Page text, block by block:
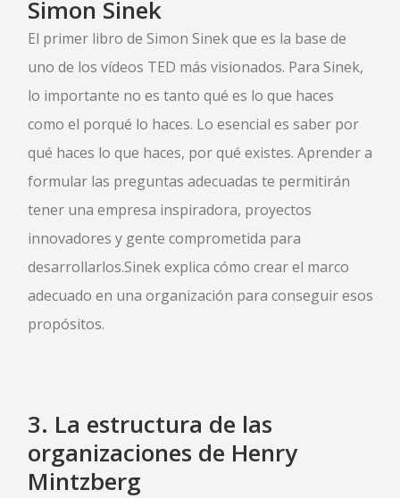
Simon Sinek
El primer libro de Simon Sinek que es la base de
uno de los vídeos TED más visionados. Para Sinek,
lo importante no es tanto qué es lo que haces
como el porqué lo haces. Lo esencial es saber por
qué haces lo que haces, por qué existes. Aprender a
formular las preguntas adecuadas te permitirán
tener una empresa inspiradora, proyectos
innovadores y gente comprometida para
desarrollarlos.Sinek explica cómo crear el marco
adecuado en una organización para conseguir esos
propósitos.
3. La estructura de las
organizaciones de Henry
Mintzberg